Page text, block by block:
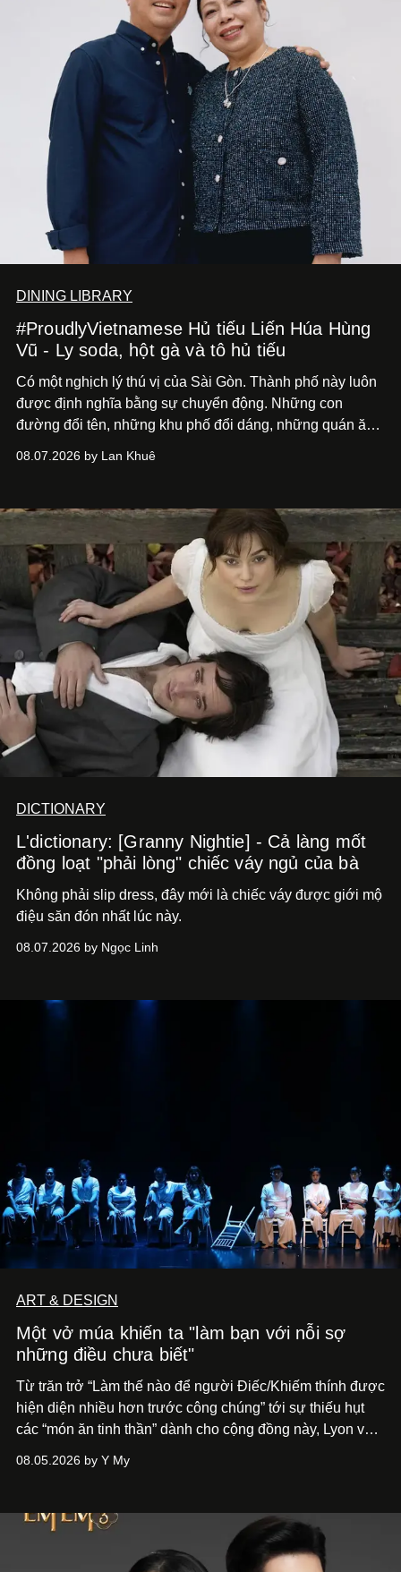
DINING LIBRARY
#ProudlyVietnamese Hủ tiếu Liến Húa Hùng
Vũ - Ly soda, hột gà và tô hủ tiếu
Có một nghịch lý thú vị của Sài Gòn. Thành phố này luôn
được định nghĩa bằng sự chuyển động. Những con
đường đổi tên, những khu phố đổi dáng, những quán ăn
nói về cái mới, về xu hướng tiếp theo, về những điều
08.07.2026 by Lan Khuê
DICTIONARY
L'dictionary: [Granny Nightie] - Cả làng mốt
đồng loạt "phải lòng" chiếc váy ngủ của bà
Không phải slip dress, đây mới là chiếc váy được giới mộ
điệu săn đón nhất lúc này.
08.07.2026 by Ngọc Linh
ART & DESIGN
Một vở múa khiến ta "làm bạn với nỗi sợ
những điều chưa biết"
Từ trăn trở “Làm thế nào để người Điếc/Khiếm thính được
hiện diện nhiều hơn trước công chúng” tới sự thiếu hụt
các “món ăn tinh thần” dành cho cộng đồng này, Lyon và
phẩm múa đương đại thành hiện thực, mang tên Lắng
08.05.2026 by Y My